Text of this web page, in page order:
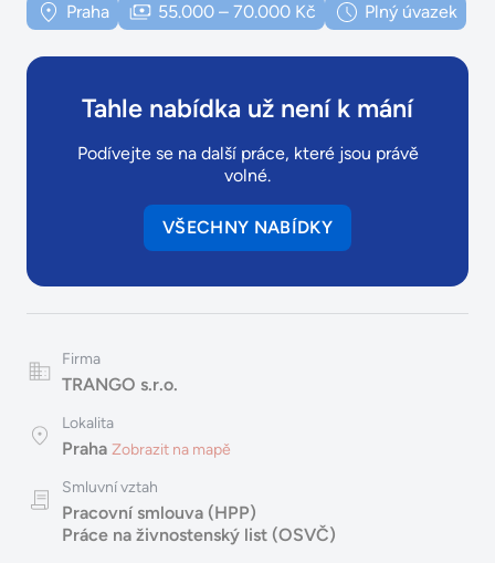
Praha 55.000 – 70.000 Kč Plný úvazek
Tahle nabídka už není k mání
Podívejte se na další práce, které jsou právě
volné.
VŠECHNY NABÍDKY
Firma
TRANGO s.r.o.
Lokalita
Praha Zobrazit na mapě
Smluvní vztah
Pracovní smlouva (HPP)
Práce na živnostenský list (OSVČ)